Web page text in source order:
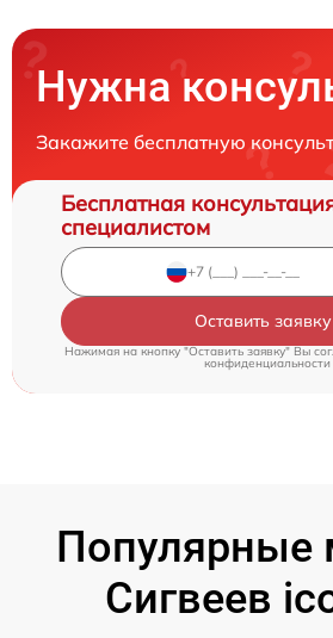
Нужна
Закажите бесплатную
Бесплатная
специалистом
Оставить заявку
Нажимая на кнопку "Оставить заявку" Вы
конфиденциальности
Популярные
Сигвеев